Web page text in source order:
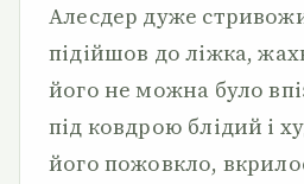
Алесдер дуже
підійшов до ліжка,
його не можна було
під ковдрою блідий і
його пожовкло,